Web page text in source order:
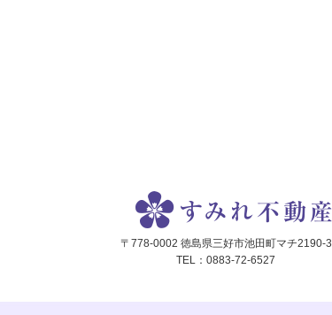
〒778-0002 徳島県三好市池田町マチ2190-3
TEL：0883-72-6527